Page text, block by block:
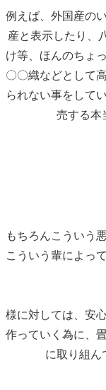
例えば、外国産の
産と表示したり、
け等、ほんのちょ
〇〇織などとして
られない事をして
売する本
もちろんこういう
こういう輩によっ
様に対しては、安
作っていく為に、
に取り組ん